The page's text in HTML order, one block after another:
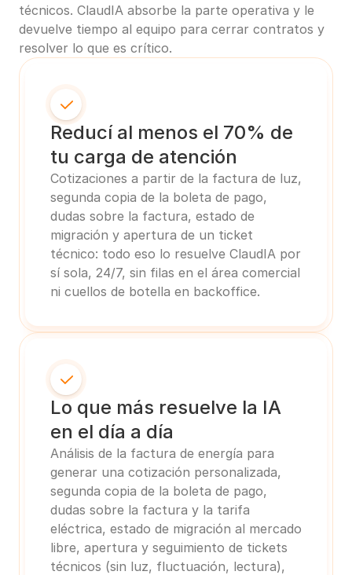
técnicos. ClaudIA absorbe la parte operativa y le
devuelve tiempo al equipo para cerrar contratos y
resolver lo que es crítico.
Reducí al menos el 70% de
tu carga de atención
Cotizaciones a partir de la factura de luz,
segunda copia de la boleta de pago,
dudas sobre la factura, estado de
migración y apertura de un ticket
técnico: todo eso lo resuelve ClaudIA por
sí sola, 24/7, sin filas en el área comercial
ni cuellos de botella en backoffice.
Lo que más resuelve la IA
en el día a día
Análisis de la factura de energía para
generar una cotización personalizada,
segunda copia de la boleta de pago,
dudas sobre la factura y la tarifa
eléctrica, estado de migración al mercado
libre, apertura y seguimiento de tickets
técnicos (sin luz, fluctuación, lectura),